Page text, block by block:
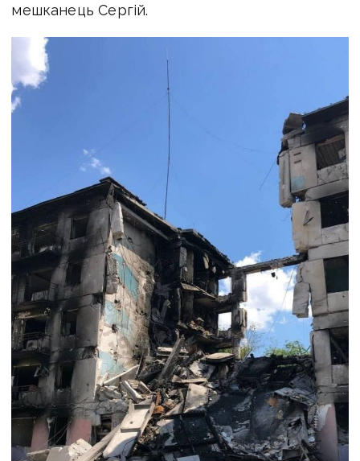
мешканець Сергій.